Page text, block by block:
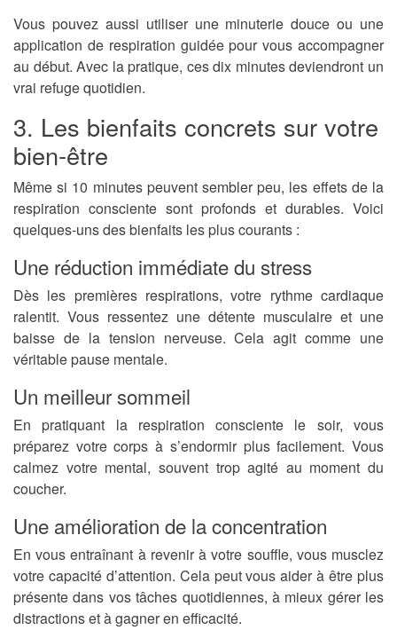
Vous pouvez aussi utiliser une minuterie douce ou une
application de respiration guidée pour vous accompagner
au début. Avec la pratique, ces dix minutes deviendront un
vrai refuge quotidien.
3. Les bienfaits concrets sur votre
bien-être
Même si 10 minutes peuvent sembler peu, les effets de la
respiration consciente sont profonds et durables. Voici
quelques-uns des bienfaits les plus courants :
Une réduction immédiate du stress
Dès les premières respirations, votre rythme cardiaque
ralentit. Vous ressentez une détente musculaire et une
baisse de la tension nerveuse. Cela agit comme une
véritable pause mentale.
Un meilleur sommeil
En pratiquant la respiration consciente le soir, vous
préparez votre corps à s’endormir plus facilement. Vous
calmez votre mental, souvent trop agité au moment du
coucher.
Une amélioration de la concentration
En vous entraînant à revenir à votre souffle, vous musclez
votre capacité d’attention. Cela peut vous aider à être plus
présente dans vos tâches quotidiennes, à mieux gérer les
distractions et à gagner en efficacité.